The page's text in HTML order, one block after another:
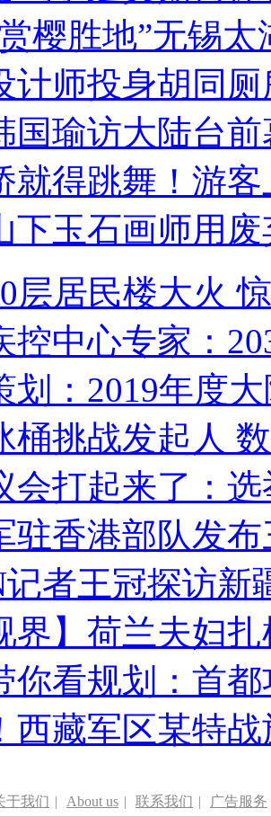
樱胜地”无锡
计师投身胡同
国瑜访大陆台
就得跳舞！游客
下玉石画师用
层居民楼大火
控中心专家：
划：2019年度
桶挑战发起人
会打起来了：
驻香港部队发
记者王冠探访新
界】荷兰夫妇
你看规划：首
西藏军区某特
于我们 | About us | 联系我们 | 广告服务